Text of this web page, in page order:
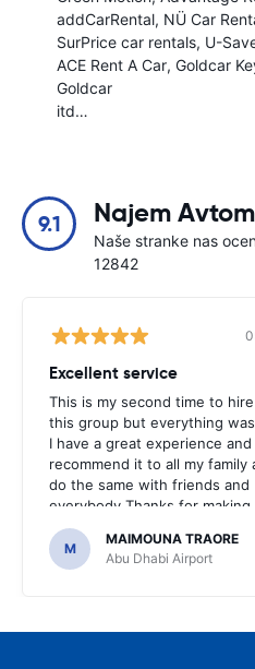
addCarRental NÜ Car
SurPrice car rentals U-
ACE Rent A Car Goldcar
Goldcar
itd…
9.1 Najem
Naše stranke nas
12842
Excellent service
This is my second time to
this group but everything was
I have a great experience and
recommend it to all my family
do the same with friends and
everybody.Thanks for making
affordable and easy.
M
MAIMOUNA TRAORE
Abu Dhabi Airport